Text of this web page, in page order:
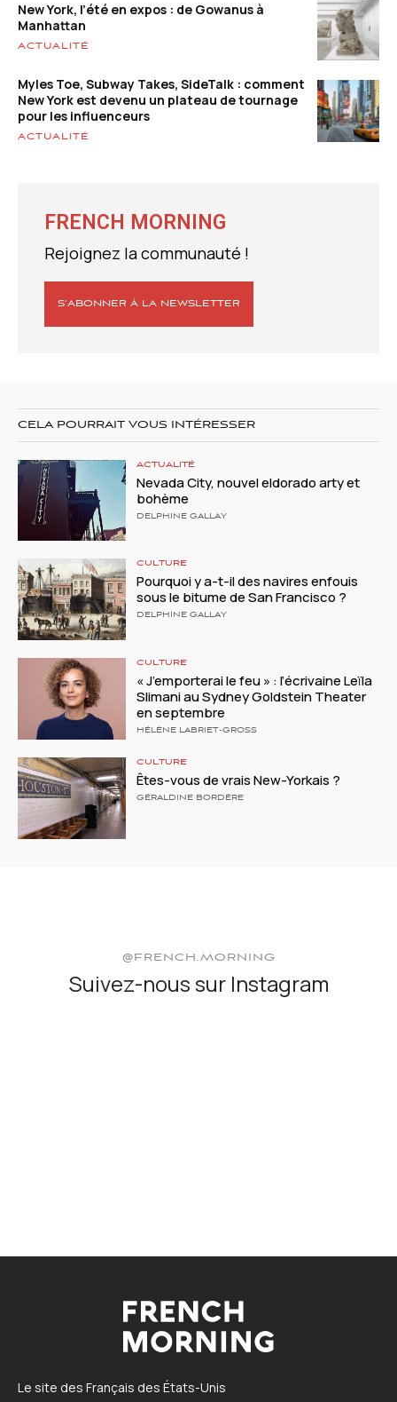
New York, l’été en expos : de Gowanus à
Manhattan
ACTUALITÉ
Myles Toe, Subway Takes, SideTalk : comment
New York est devenu un plateau de tournage
pour les influenceurs
ACTUALITÉ
FRENCH MORNING
Rejoignez la communauté !
S’ABONNER À LA NEWSLETTER
CELA POURRAIT VOUS INTÉRESSER
ACTUALITÉ
Nevada City, nouvel eldorado arty et
bohème
DELPHINE GALLAY
CULTURE
Pourquoi y a-t-il des navires enfouis
sous le bitume de San Francisco ?
DELPHINE GALLAY
CULTURE
« J’emporterai le feu » : l’écrivaine Leïla
Slimani au Sydney Goldstein Theater
en septembre
HÉLÈNE LABRIET-GROSS
CULTURE
Êtes-vous de vrais New-Yorkais ?
GÉRALDINE BORDÈRE
@FRENCH.MORNING
Suivez-nous sur Instagram
Le site des Français des États-Unis